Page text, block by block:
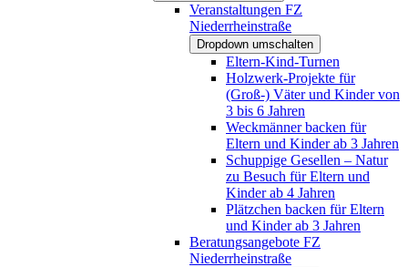
Veranstaltungen FZ
Niederrheinstraße
Dropdown umschalten
Eltern-Kind-Turnen
Holzwerk-Projekte für
(Groß-) Väter und Kinder von
3 bis 6 Jahren
Weckmänner backen für
Eltern und Kinder ab 3 Jahren
Schuppige Gesellen – Natur
zu Besuch für Eltern und
Kinder ab 4 Jahren
Plätzchen backen für Eltern
und Kinder ab 3 Jahren
Beratungsangebote FZ
Niederrheinstraße